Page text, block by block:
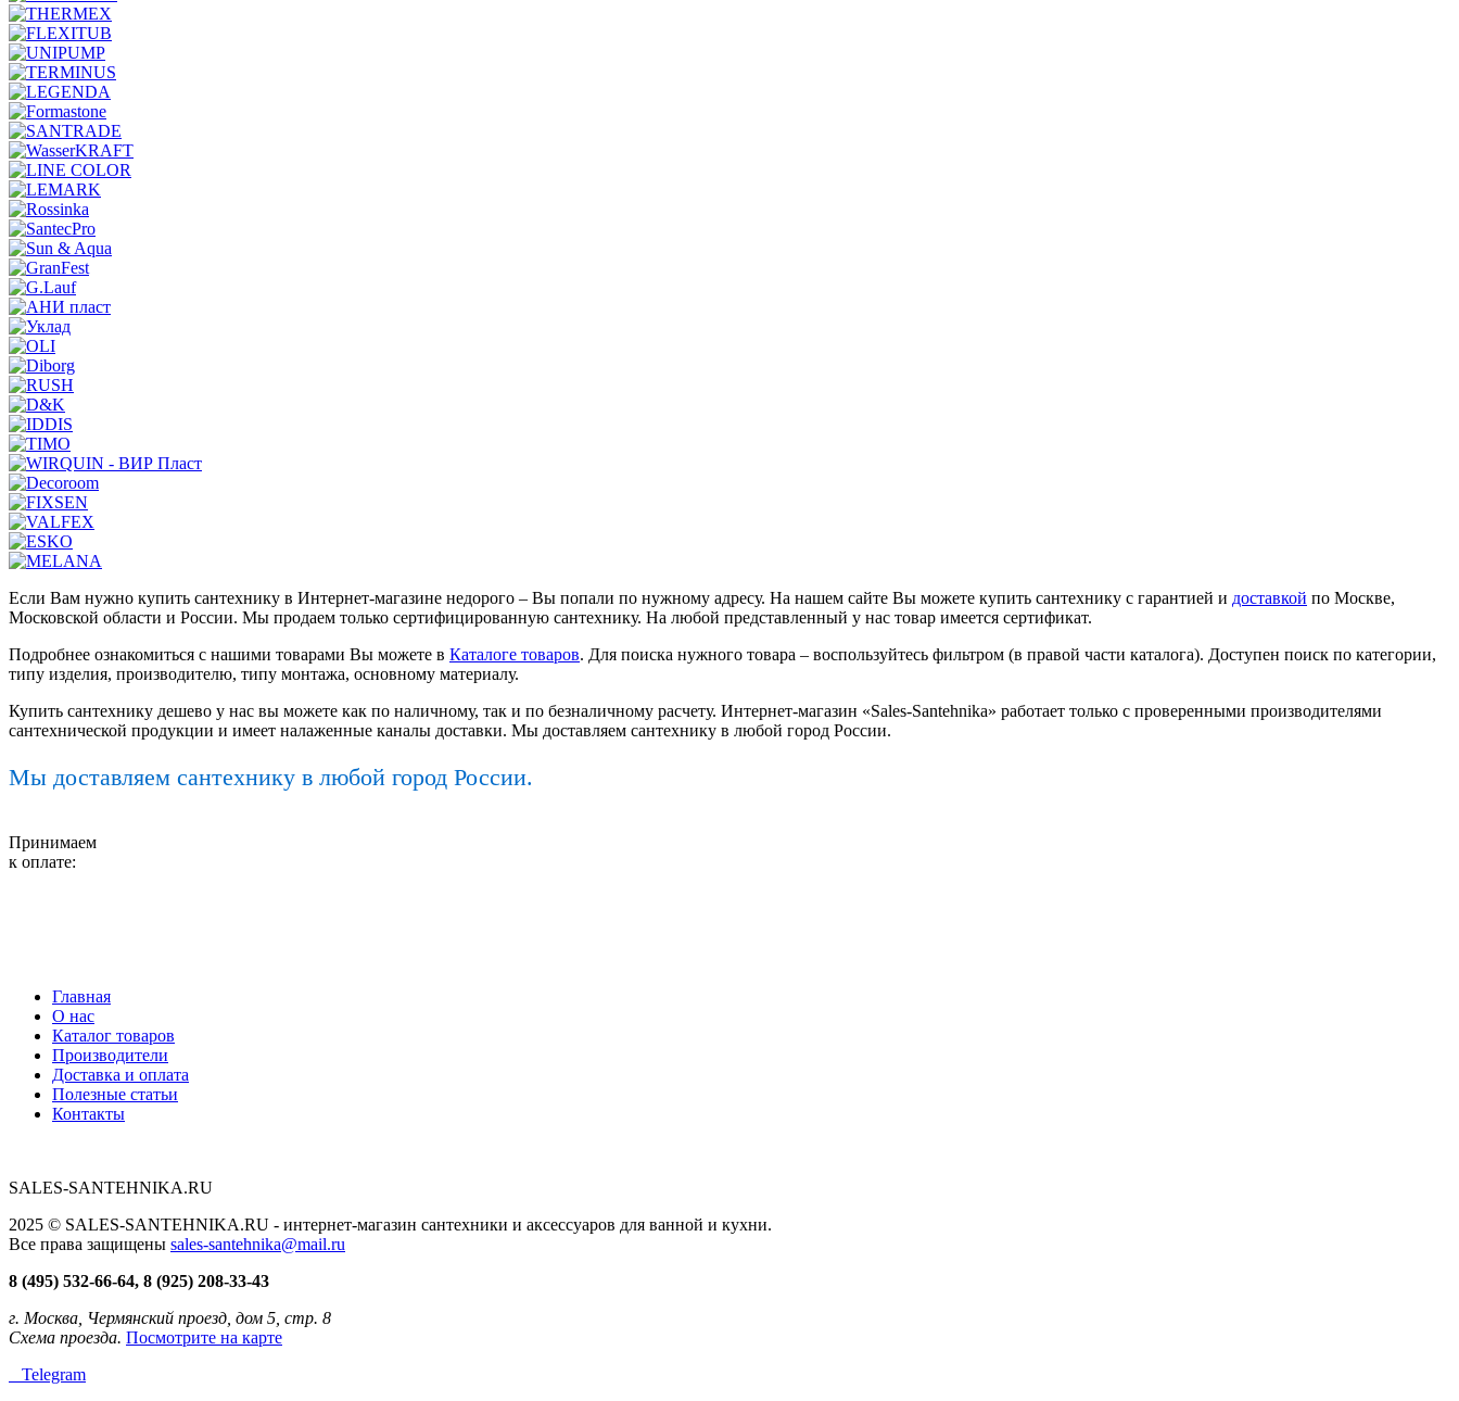
Если Вам нужно купить сантехнику в Интернет-магазине недорого – Вы попали по нужному адресу. На нашем сайте Вы можете купить сантехнику с гарантией и доставкой по Москве,
Московской области и России. Мы продаем только сертифицированную сантехнику. На любой представленный у нас товар имеется сертификат.
Подробнее ознакомиться с нашими товарами Вы можете в Каталоге товаров. Для поиска нужного товара – воспользуйтесь фильтром (в правой части каталога). Доступен поиск по категории,
типу изделия, производителю, типу монтажа, основному материалу.
Купить сантехнику дешево у нас вы можете как по наличному, так и по безналичному расчету. Интернет-магазин «Sales-Santehnika» работает только с проверенными производителями
сантехнической продукции и имеет налаженные каналы доставки. Мы доставляем сантехнику в любой город России.
Мы доставляем сантехнику в любой город России.
Принимаем
к оплате:
Главная
О нас
Каталог товаров
Производители
Доставка и оплата
Полезные статьи
Контакты
SALES-SANTEHNIKA.RU
2025 © SALES-SANTEHNIKA.RU - интернет-магазин сантехники и аксессуаров для ванной и кухни.
Все права защищены sales-santehnika@mail.ru
8 (495) 532-66-64, 8 (925) 208-33-43
г. Москва, Чермянский проезд, дом 5, стр. 8
Схема проезда. Посмотрите на карте
Telegram